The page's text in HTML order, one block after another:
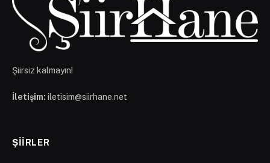
Şiirsiz kalmayın!
İletişim: iletisim@siirhane.net
ŞIIRLER